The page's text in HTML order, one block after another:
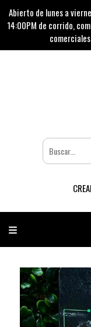
Abierto de lunes a
14:00PM de corrido,